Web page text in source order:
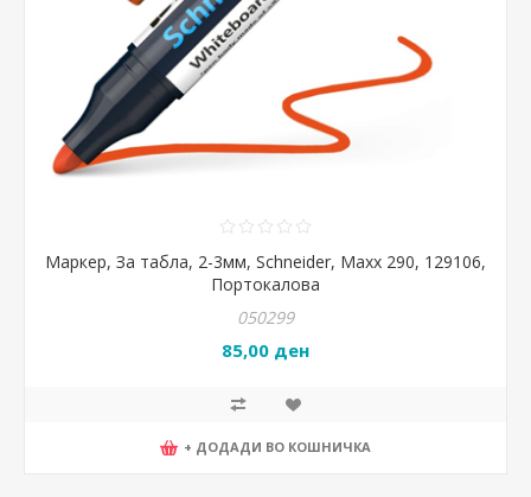
Маркер, За табла, 2-3мм, Schneider, Maxx 290, 129106,
Портокалова
050299
85,00 ден
+ ДОДАДИ ВО КОШНИЧКА